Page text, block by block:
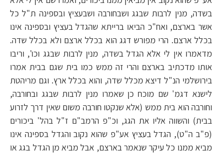
בשדה, מנין לרבות שבגג ושבחורבה ושבעציץ ובספינה ת"ל כל
אשר בארצם, ואח"כ הביאו ברייתא שהגדל בעציץ ובספינה אינו
בכלל ארצם. הרי מפורש דגג הוא בכלל ארצם ולא בכלל שדה.
מדאמרו אין לי אלא הגדל בשדה, מנין לרבות שבגג וכו', וריבו
אותו מדכתיב בארצם והרי זה ממש כמו בית שגם בבית אמרו
בירושלמי הנ"ל דיצא מכלל שדה, והוא בכלל ארץ. וגם מריהטת
לישנא דגמ' שם מוכח כן שאמרו מנין לרבות שבגג ובחורבה,
וחורבה הוא בית ממש (אלא שנקטו חורבה משום שאין דרך לזרוע
בבית) והשווה אליו את הגג, וכ"פ הרמב"ם ז"ל בהל' ביכורים
(פ"ב ה"ט), הגדל בעציץ אע"פ שהוא נקוב והגדל בספינה אינו
מביא ממנו כל עיקר שנאמר בארצם, אבל מביא מן הגדל בגג או